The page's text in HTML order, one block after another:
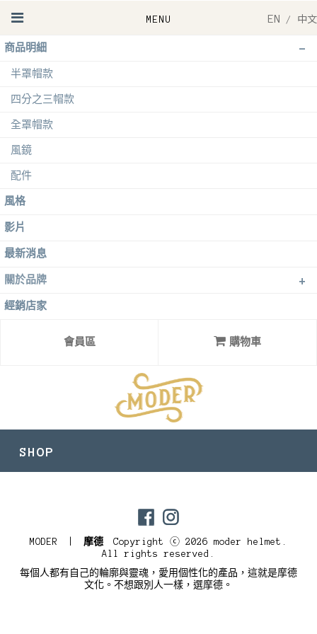
EN / 中文
商品明細
半罩帽款
四分之三帽款
全罩帽款
風鏡
配件
-
風格
影片
最新消息
關於品牌 +
經銷店家
會員區 購物車
SHOP
MODER | 摩德 Copyright ⓒ 2026 moder helmet.
All rights reserved.
每個人都有自己的輪廓與靈魂，愛用個性化的產品，這就是摩德
文化。不想跟別人一樣，選摩德。